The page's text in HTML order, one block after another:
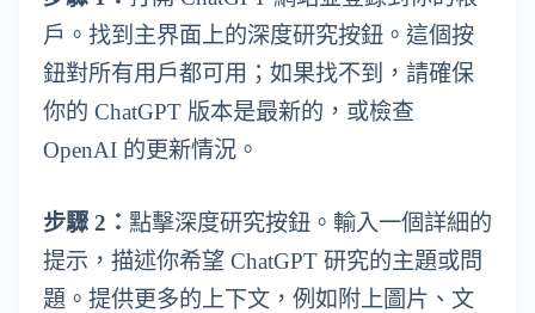
戶。找到主界面上的深度研究按鈕。這個按
鈕對所有用戶都可用；如果找不到，請確保
你的 ChatGPT 版本是最新的，或檢查
OpenAI 的更新情況。
步驟 2： 點擊深度研究按鈕。輸入一個詳細的
提示，描述你希望 ChatGPT 研究的主題或問
題。提供更多的上下文，例如附上圖片、文